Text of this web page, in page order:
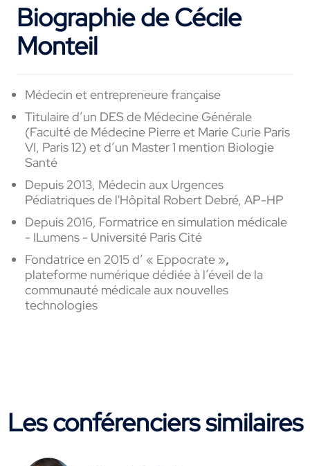
Biographie de Cécile
Monteil
Médecin et entrepreneure française
Titulaire d’un DES de Médecine Générale
(Faculté de Médecine Pierre et Marie Curie Paris
VI, Paris 12) et d’un Master 1 mention Biologie
Santé
Depuis 2013, Médecin aux Urgences
Pédiatriques de l'Hôpital Robert Debré, AP-HP
Depuis 2016, Formatrice en simulation médicale
- ILumens - Université Paris Cité
Fondatrice en 2015 d’ « Eppocrate »,
plateforme numérique dédiéeà l’éveil de la
communauté médicale aux nouvelles
technologies
Les conférenciers similaires